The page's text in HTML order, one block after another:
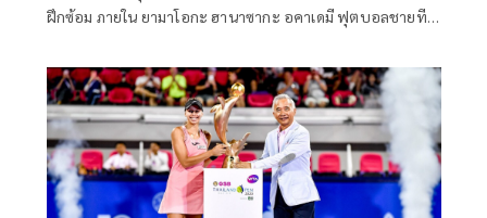
ฝึกซ้อม ภายใน ยามาโอกะ ฮานาซากะ อคาเดมี ฟุตบอลชายทีม
เตรียมพร้อมสำหรับการแข่งขันฟุตบอลชิงแชมป์เอเชียตะวันตก
รุ่นอายุไม่เกิน 23 ปี (5th WAFF U23 Championship - Saudi
2024) ที่ประเทศ ซาอุดีอาระเบีย ระหว่างวันที่ 20-26 มีนาคม
2567